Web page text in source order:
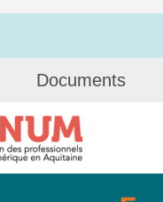
Documents